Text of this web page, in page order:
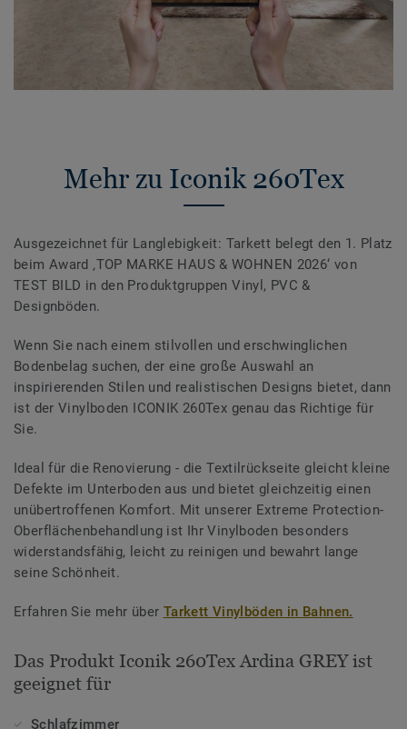
Mehr zu Iconik 260Tex
Ausgezeichnet für Langlebigkeit: Tarkett belegt den 1. Platz
beim Award ‚TOP MARKE HAUS & WOHNEN 2026‘ von
TEST BILD in den Produktgruppen Vinyl, PVC &
Designböden.
Wenn Sie nach einem stilvollen und erschwinglichen
Bodenbelag suchen, der eine große Auswahl an
inspirierenden Stilen und realistischen Designs bietet, dann
ist der Vinylboden ICONIK 260Tex genau das Richtige für
Sie.
Ideal für die Renovierung - die Textilrückseite gleicht kleine
Defekte im Unterboden aus und bietet gleichzeitig einen
unübertroffenen Komfort. Mit unserer Extreme Protection-
Oberflächenbehandlung ist Ihr Vinylboden besonders
widerstandsfähig, leicht zu reinigen und bewahrt lange
seine Schönheit.
Erfahren Sie mehr über Tarkett Vinylböden in Bahnen.
Das Produkt Iconik 260Tex Ardina GREY ist
geeignet für
Schlafzimmer